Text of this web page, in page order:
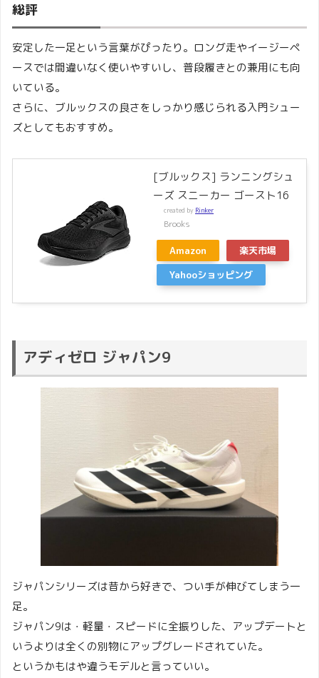
総評
安定した一足という言葉がぴったり。ロング走やイージーペ
ースでは間違いなく使いやすいし、普段履きとの兼用にも向
いている。
さらに、ブルックスの良さをしっかり感じられる入門シュー
ズとしてもおすすめ。
[ブルックス] ランニングシュ
ーズ スニーカー ゴースト16
created by Rinker
Brooks
Amazon
楽天市場
Yahooショッピング
アディゼロ ジャパン9
ジャパンシリーズは昔から好きで、つい手が伸びてしまう一
足。
ジャパン9は・軽量・スピードに全振りした、アップデートと
いうよりは全くの別物にアップグレードされていた。
というかもはや違うモデルと言っていい。